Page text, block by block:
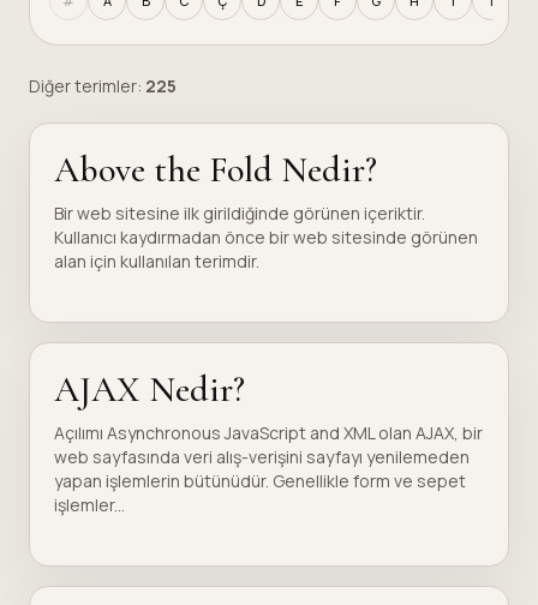
Diğer terimler: 225
Above the Fold Nedir?
Bir web sitesine ilk girildiğinde görünen içeriktir.
Kullanıcı kaydırmadan önce bir web sitesinde görünen
alan için kullanılan terimdir.
AJAX Nedir?
Açılımı Asynchronous JavaScript and XML olan AJAX, bir
web sayfasında veri alış-verişini sayfayı yenilemeden
yapan işlemlerin bütünüdür. Genellikle form ve sepet
işlemler...